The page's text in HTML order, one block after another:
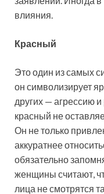
влияния.
Красный
Это один из самых
он символизирует
других — агрессию
красный не
Он не только
аккуратнее
обязательно
женщины считают,
лица не смотрятся